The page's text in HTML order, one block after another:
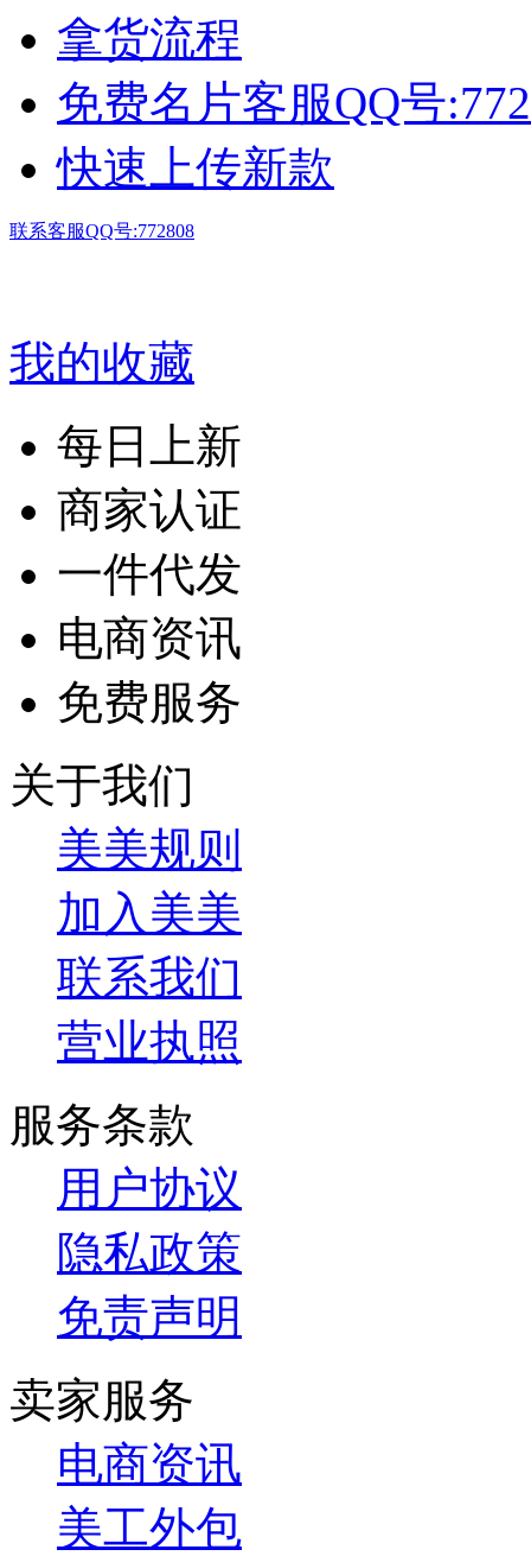
拿货流程
免费名片客服QQ号
快速上传新款
联系客服QQ号:772808
我的收藏
每日上新
商家认证
一件代发
电商资讯
免费服务
关于我们
美美规则
加入美美
联系我们
营业执照
服务条款
用户协议
隐私政策
免责声明
卖家服务
电商资讯
美工外包